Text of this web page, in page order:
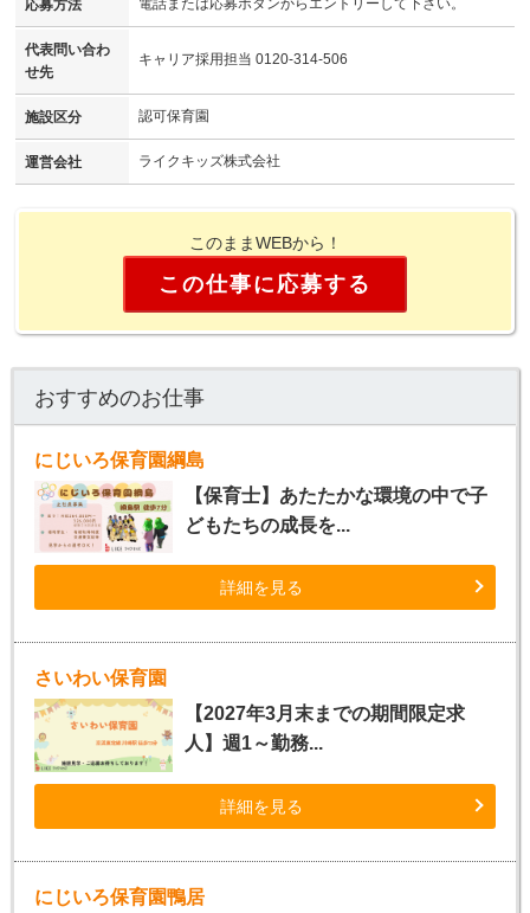
応募方法 電話または応募ボタンからエントリーして下さい。
代表問い合わ
せ先
キャリア採用担当 0120-314-506
施設区分 認可保育園
運営会社 ライクキッズ株式会社
このままWEBから！
この仕事に応募する
おすすめのお仕事
にじいろ保育園綱島
【保育士】あたたかな環境の中で子
どもたちの成長を...
詳細を見る
さいわい保育園
【2027年3月末までの期間限定求
人】週1～勤務...
詳細を見る
にじいろ保育園鴨居